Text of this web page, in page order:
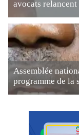
avocats
Assemblée
programme de la